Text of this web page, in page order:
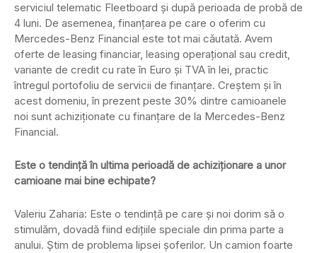
serviciul telematic Fleetboard și după perioada de probă de
4 luni. De asemenea, finanțarea pe care o oferim cu
Mercedes-Benz Financial este tot mai căutată. Avem
oferte de leasing financiar, leasing operațional sau credit,
variante de credit cu rate în Euro și TVA în lei, practic
întregul portofoliu de servicii de finanțare. Creștem și în
acest domeniu, în prezent peste 30% dintre camioanele
noi sunt achiziționate cu finanțare de la Mercedes-Benz
Financial.
Este o tendință în ultima perioadă de achiziționare a unor
camioane mai bine echipate?
Valeriu Zaharia: Este o tendință pe care și noi dorim să o
stimulăm, dovadă fiind edițiile speciale din prima parte a
anului. Știm de problema lipsei șoferilor. Un camion foarte